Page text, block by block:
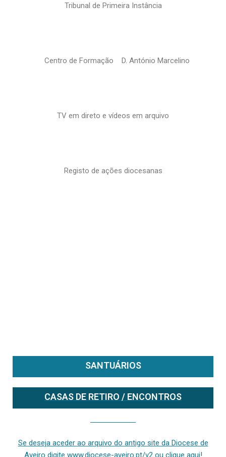
Tribunal de Primeira Instância
Centro de Formação D. António Marcelino
TV em direto e vídeos em arquivo
Registo de ações diocesanas
SANTUÁRIOS
CASAS DE RETIRO / ENCONTROS
Se deseja aceder ao arquivo do antigo site da Diocese de
Aveiro digite www.diocese-aveiro.pt/v2 ou clique aqui!